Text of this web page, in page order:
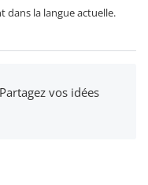
dans la langue actuelle.
vos idées